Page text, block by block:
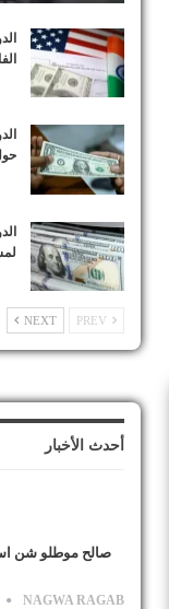
NEXT
أحدث الأخبار
صالح موطلو شن
NAGWA RAGAB